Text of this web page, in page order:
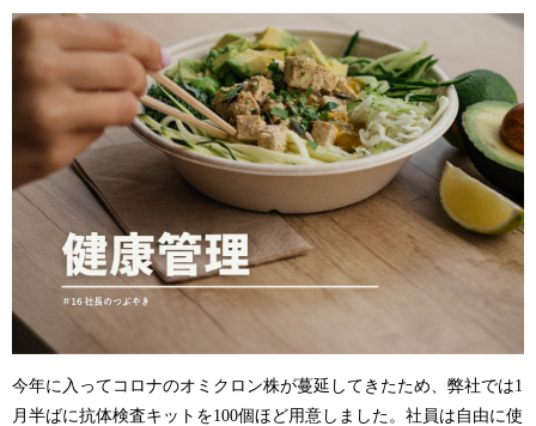
今年に入ってコロナのオミクロン株が蔓延してきたため、弊社では1
月半ばに抗体検査キットを100個ほど用意しました。社員は自由に使